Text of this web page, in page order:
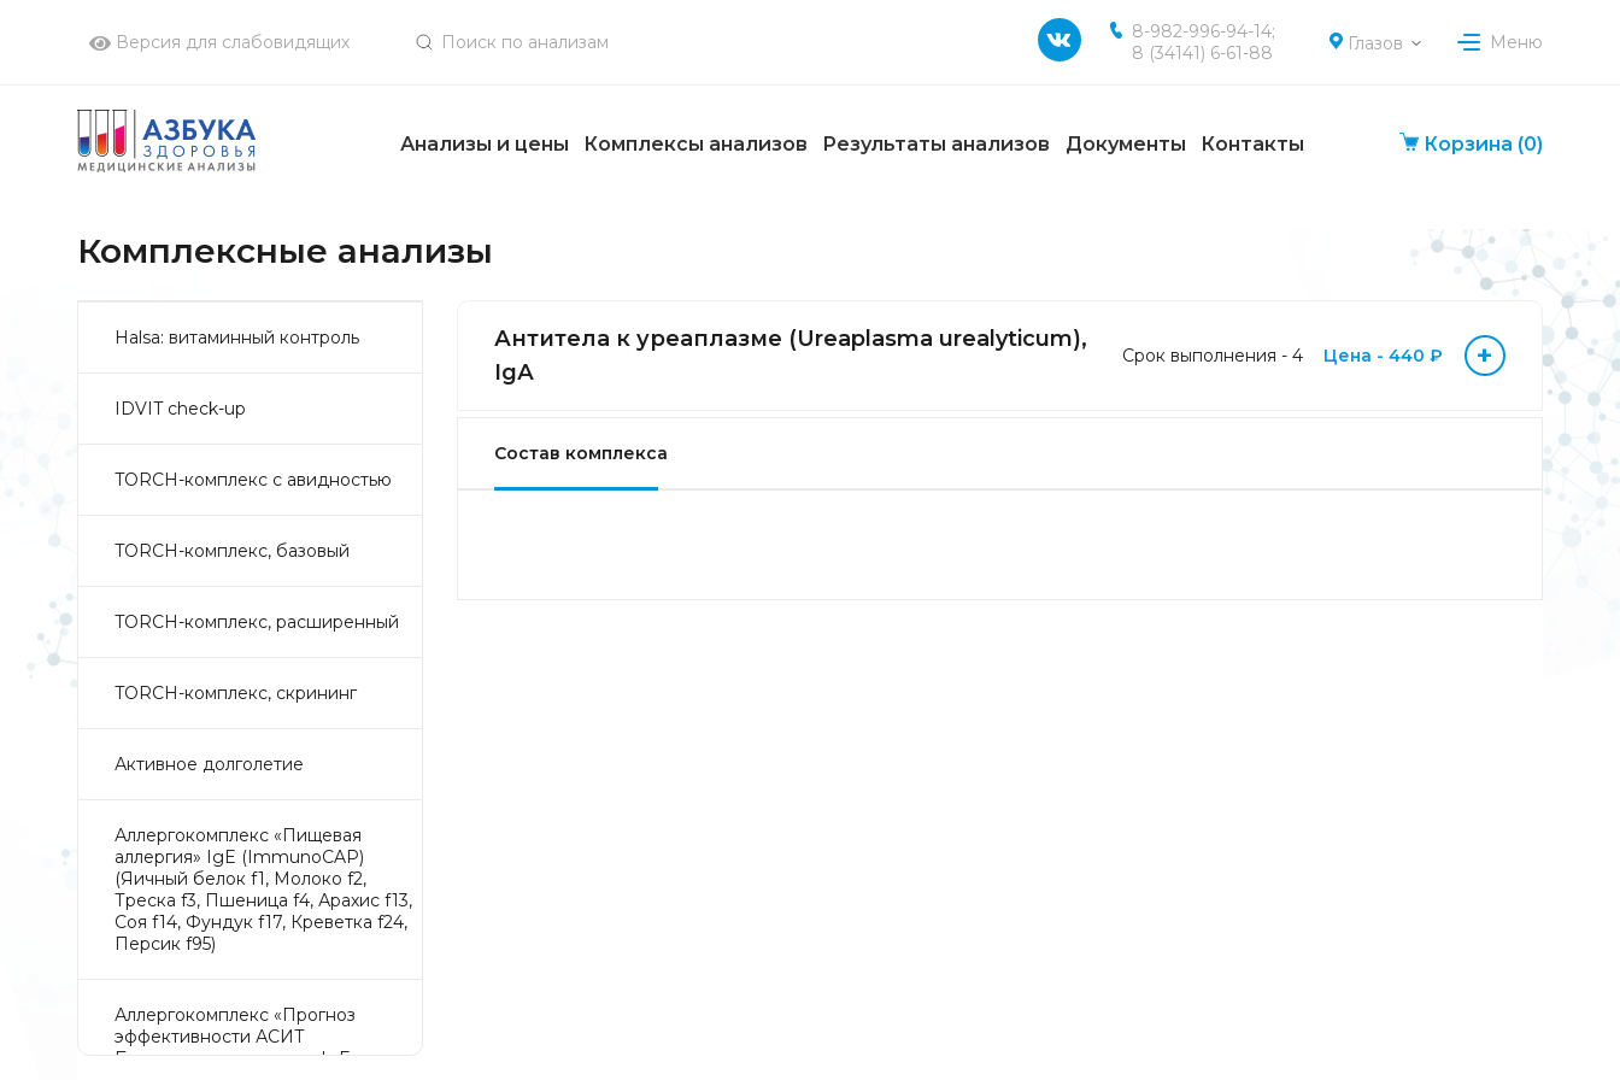
Версия для слабовидящих
8-982-996-94-14;
8 (34141) 6-61-88
Глазов Меню
Анализы и цены Комплексы анализов Результаты анализов Документы Контакты Корзина (0)
Комплексные анализы
Halsa: витаминный контроль
IDVIT check-up
TORCH-комплекс с авидностью
TORCH-комплекс, базовый
TORCH-комплекс, расширенный
TORCH-комплекс, скрининг
Активное долголетие
Аллергокомплекс «Пищевая
аллергия» IgE (ImmunoCAP)
(Яичный белок f1, Молоко f2,
Треска f3, Пшеница f4, Арахис f13,
Соя f14, Фундук f17, Креветка f24,
Персик f95)
Аллергокомплекс «Прогноз
эффективности АСИТ
Букоцветные деревья» IgE
Антитела к уреаплазме (Ureaplasma urealyticum),
IgА
Срок выполнения - 4 Цена - 440 ₽ +
Состав комплекса